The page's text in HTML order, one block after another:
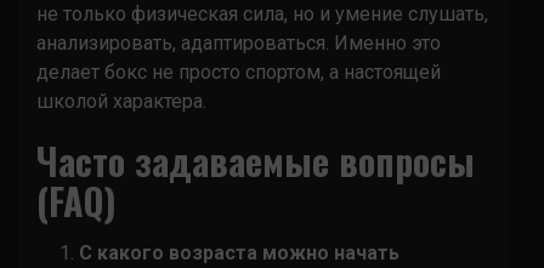
не только физическая сила, но и умение слушать,
анализировать, адаптироваться. Именно это
делает бокс не просто спортом, а настоящей
школой характера.
Часто задаваемые вопросы
(FAQ)
С какого возраста можно начать